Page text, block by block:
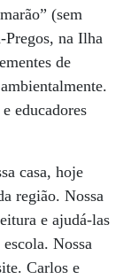
(sem
Pregos, na Ilha
de
educadores
casa, hoje
região. Nossa
e ajudá-las
escola. Nossa
Carlos e